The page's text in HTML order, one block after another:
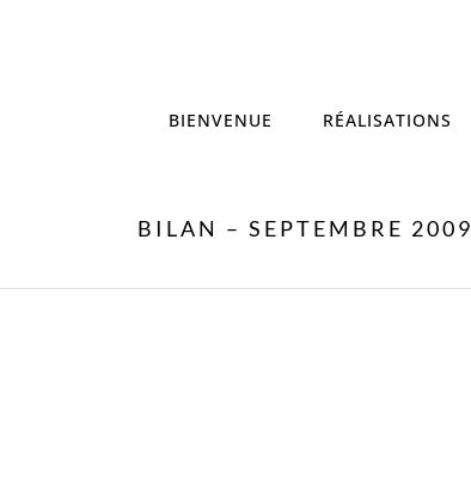
BIENVENUE RÉALISATIONS
BILAN – SEPTEMBRE 2009